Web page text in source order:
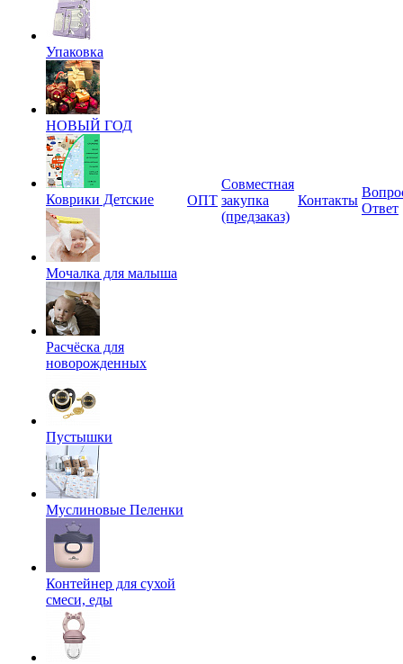
Упаковка
НОВЫЙ ГОД
Коврики Детские
Мочалка для малыша
Расчёска для
новорожденных
Пустышки
Муслиновые Пеленки
Контейнер для сухой
смеси, еды
ОПТ
Совместная
закупка
(предзаказ)
Контакты
Ответ